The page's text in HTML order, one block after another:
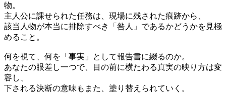
物。
主人公に課せられた任務は、現場に残された痕跡から、
該当人物が本当に排除すべき「咎人」であるかどうかを見極
めること。
何を視て、何を「事実」として報告書に綴るのか。
あなたの眼差し一つで、目の前に横たわる真実の映り方は変
容し、
下される決断の意味もまた、塗り替えられていく。